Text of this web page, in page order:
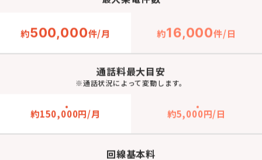
約500,000件/月 約16,000件/日
通話料最大目安
※通話状況によって変動します。
約150,000円/月 約5,000円/日
回線基本料